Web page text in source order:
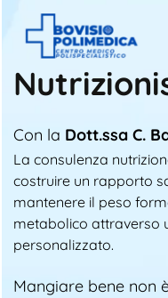
Con la Dott.ssa C.
La consulenza
costruire un rapporto
mantenere il peso
metabolico attraverso
personalizzato.
Mangiare bene non